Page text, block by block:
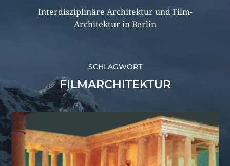
Interdisziplinäre Architektur und Film-
Architektur in Berlin
SCHLAGWORT
FILMARCHITEKTUR